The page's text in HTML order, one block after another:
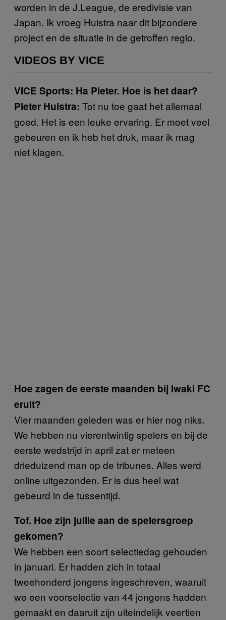
worden in de J.League, de eredivisie van
Japan. Ik vroeg Huistra naar dit bijzondere
project en de situatie in de getroffen regio.
VIDEOS BY VICE
VICE Sports: Ha Pieter. Hoe is het daar?
Pieter Huistra: Tot nu toe gaat het allemaal
goed. Het is een leuke ervaring. Er moet veel
gebeuren en ik heb het druk, maar ik mag
niet klagen.
Hoe zagen de eerste maanden bij Iwaki FC
eruit?
Vier maanden geleden was er hier nog niks.
We hebben nu vierentwintig spelers en bij de
eerste wedstrijd in april zat er meteen
drieduizend man op de tribunes. Alles werd
online uitgezonden. Er is dus heel wat
gebeurd in de tussentijd.
Tof. Hoe zijn jullie aan de spelersgroep
gekomen?
We hebben een soort selectiedag gehouden
in januari. Er hadden zich in totaal
tweehonderd jongens ingeschreven, waaruit
we een voorselectie van 44 jongens hadden
gemaakt en daaruit zijn uiteindelijk veertien